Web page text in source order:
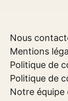
Nous
Mentions
Politique de
Politique de
Notre équipe